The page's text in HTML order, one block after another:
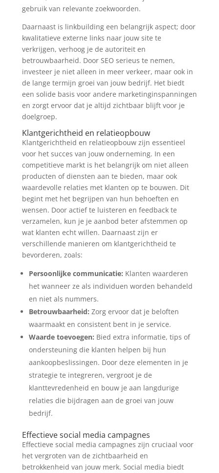
gebruik van relevante zoekwoorden.
Daarnaast is linkbuilding een belangrijk aspect; door
kwalitatieve externe links naar jouw site te
verkrijgen, verhoog je de autoriteit en
betrouwbaarheid. Door SEO serieus te nemen,
investeer je niet alleen in meer verkeer, maar ook in
de lange termijn groei van jouw bedrijf. Het biedt
een solide basis voor andere marketinginspanningen
en zorgt ervoor dat je altijd zichtbaar blijft voor je
doelgroep.
Klantgerichtheid en relatieopbouw
Klantgerichtheid en relatieopbouw zijn essentieel
voor het succes van jouw onderneming. In een
competitieve markt is het belangrijk om niet alleen
producten of diensten aan te bieden, maar ook
waardevolle relaties met klanten op te bouwen. Dit
begint met het begrijpen van hun behoeften en
wensen. Door actief te luisteren en feedback te
verzamelen, kun je je aanbod beter afstemmen op
wat klanten echt willen. Daarnaast zijn er
verschillende manieren om klantgerichtheid te
bevorderen, zoals:
Persoonlijke communicatie: Klanten waarderen
het wanneer ze als individuen worden behandeld
en niet als nummers.
Betrouwbaarheid: Zorg ervoor dat je beloften
waarmaakt en consistent bent in je service.
Waarde toevoegen: Bied extra informatie, tips of
ondersteuning die klanten helpen bij hun
aankoopbeslissingen. Door deze elementen in je
strategie te integreren, vergroot je de
klanttevredenheid en bouw je aan langdurige
relaties die bijdragen aan de groei van jouw
bedrijf.
Effectieve social media campagnes
Effectieve social media campagnes zijn cruciaal voor
het vergroten van de zichtbaarheid en
betrokkenheid van jouw merk. Social media biedt